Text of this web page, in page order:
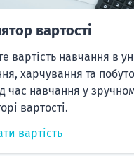
вартості
вартість навчання в
харчування та
час навчання у
вартості.
вартість